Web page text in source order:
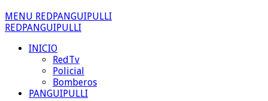
MENU REDPANGUIPULLI
REDPANGUIPULLI
INICIO
RedTv
Policial
Bomberos
PANGUIPULLI